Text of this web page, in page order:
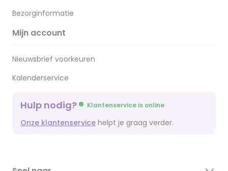
Bezorginformatie
Mijn account
Nieuwsbrief voorkeuren
Kalenderservice
Hulp nodig? Klantenservice is online
Onze klantenservice helpt je graag verder.